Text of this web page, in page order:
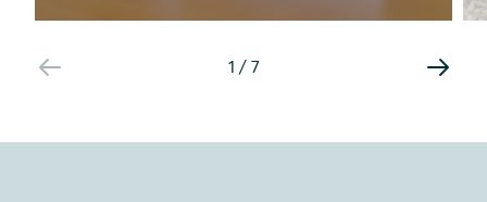
8,64 kWp
1 / 7